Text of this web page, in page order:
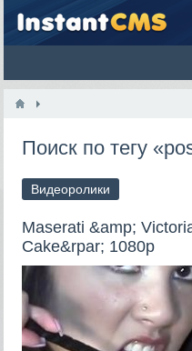
Поиск по тегу
Видеоролики
Maserati &amp;
Cake&rpar; 1080p